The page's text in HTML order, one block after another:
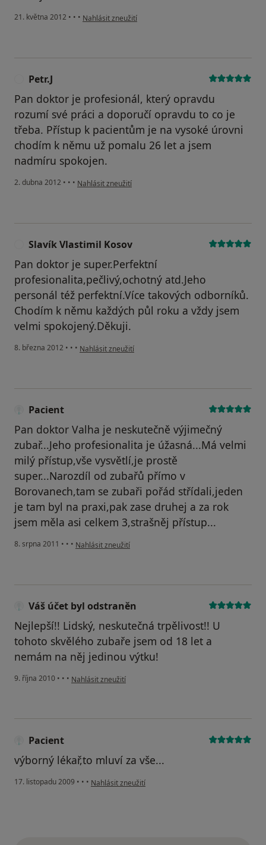
21. května 2012 • • • podle názoru uživatele Váš účet byl odstraněn
Nahlásit zneužití
Petr.J
Pan doktor je profesionál, který opravdu
rozumí své práci a doporučí opravdu to co je
třeba. Přístup k pacientům je na vysoké úrovni
chodím k němu už pomalu 26 let a jsem
nadmíru spokojen.
2. dubna 2012 • • • podle názoru uživatele Petr.J
Nahlásit zneužití
Slavík Vlastimil Kosov
Pan doktor je super.Perfektní
profesionalita,pečlivý,ochotný atd.Jeho
personál též perfektní.Více takových odborníků.
Chodím k němu každých půl roku a vždy jsem
velmi spokojený.Děkuji.
8. března 2012 • • • podle názoru uživatele Slavík Vlastimil Kosov
Nahlásit zneužití
Pacient
Pan doktor Valha je neskutečně výjimečný
zubař...Jeho profesionalita je úžasná...Má velmi
milý přístup,vše vysvětlí,je prostě
super...Narozdíl od zubařů přímo v
Borovanech,tam se zubaři pořád střídali,jeden
je tam byl na praxi,pak zase druhej a za rok
jsem měla asi celkem 3,strašněj přístup...
8. srpna 2011 • • • podle názoru uživatele Pacient
Nahlásit zneužití
Váš účet byl odstraněn
Nejlepší!! Lidský, neskutečná trpělivost!! U
tohoto skvělého zubaře jsem od 18 let a
nemám na něj jedinou výtku!
9. října 2010 • • • podle názoru uživatele Váš účet byl odstraněn
Nahlásit zneužití
Pacient
výborný lékař,to mluví za vše...
17. listopadu 2009 • • • podle názoru uživatele Pacient
Nahlásit zneužití